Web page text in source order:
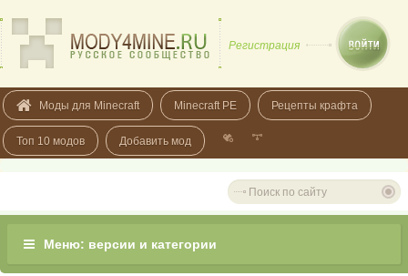
Регистрация
Моды для Minecraft Minecraft PE Рецепты крафта
Топ 10 модов Добавить мод